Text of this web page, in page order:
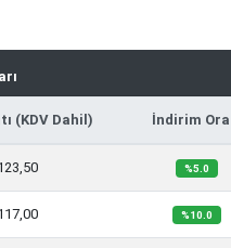
(KDV Dahil) İndirim
%5.0
%10.0